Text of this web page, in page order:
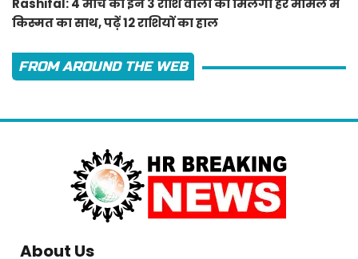
Rashifal: 4 मार्च को इन 3 राशि वालों को मिलेगा हर मामले में
किस्मत का साथ, पढ़ें 12 राशियों का हाल
FROM AROUND THE WEB
About Us